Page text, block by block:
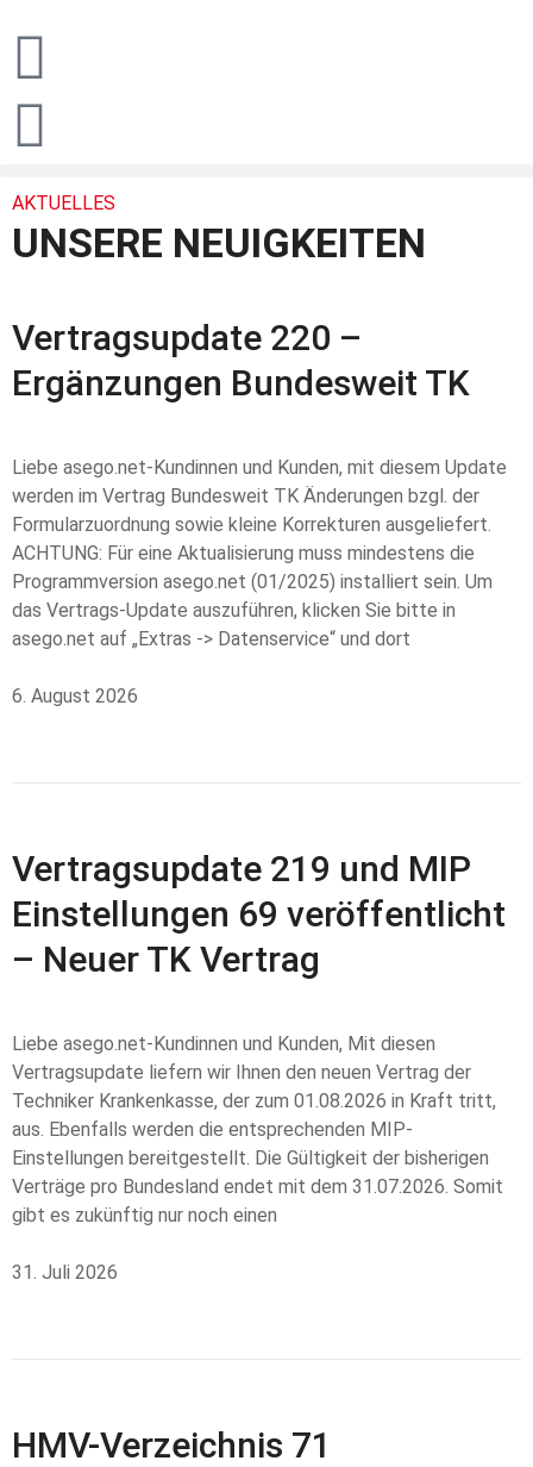
AKTUELLES
UNSERE NEUIGKEITEN
Vertragsupdate 220 –
Ergänzungen Bundesweit TK
Liebe asego.net-Kundinnen und Kunden, mit diesem Update
werden im Vertrag Bundesweit TK Änderungen bzgl. der
Formularzuordnung sowie kleine Korrekturen ausgeliefert.
ACHTUNG: Für eine Aktualisierung muss mindestens die
Programmversion asego.net (01/2025) installiert sein. Um
das Vertrags-Update auszuführen, klicken Sie bitte in
asego.net auf „Extras -> Datenservice“ und dort
6. August 2026
Vertragsupdate 219 und MIP
Einstellungen 69 veröffentlicht
– Neuer TK Vertrag
Liebe asego.net-Kundinnen und Kunden, Mit diesen
Vertragsupdate liefern wir Ihnen den neuen Vertrag der
Techniker Krankenkasse, der zum 01.08.2026 in Kraft tritt,
aus. Ebenfalls werden die entsprechenden MIP-
Einstellungen bereitgestellt. Die Gültigkeit der bisherigen
Verträge pro Bundesland endet mit dem 31.07.2026. Somit
gibt es zukünftig nur noch einen
31. Juli 2026
HMV-Verzeichnis 71